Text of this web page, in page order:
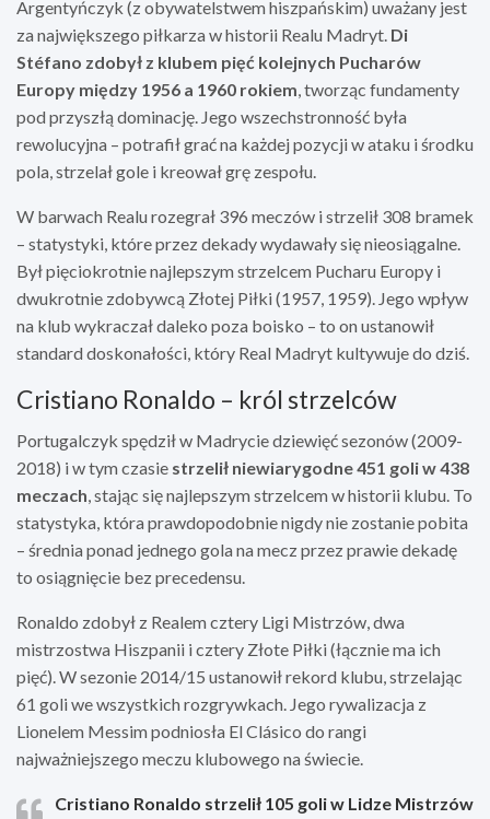
Argentyńczyk (z obywatelstwem hiszpańskim) uważany jest
za największego piłkarza w historii Realu Madryt. Di
Stéfano zdobył z klubem pięć kolejnych Pucharów
Europy między 1956 a 1960 rokiem, tworząc fundamenty
pod przyszłą dominację. Jego wszechstronność była
rewolucyjna – potrafił grać na każdej pozycji w ataku i środku
pola, strzelał gole i kreował grę zespołu.
W barwach Realu rozegrał 396 meczów i strzelił 308 bramek
– statystyki, które przez dekady wydawały się nieosiągalne.
Był pięciokrotnie najlepszym strzelcem Pucharu Europy i
dwukrotnie zdobywcą Złotej Piłki (1957, 1959). Jego wpływ
na klub wykraczał daleko poza boisko – to on ustanowił
standard doskonałości, który Real Madryt kultywuje do dziś.
Cristiano Ronaldo – król strzelców
Portugalczyk spędził w Madrycie dziewięć sezonów (2009-
2018) i w tym czasie strzelił niewiarygodne 451 goli w 438
meczach, stając się najlepszym strzelcem w historii klubu. To
statystyka, która prawdopodobnie nigdy nie zostanie pobita
– średnia ponad jednego gola na mecz przez prawie dekadę
to osiągnięcie bez precedensu.
Ronaldo zdobył z Realem cztery Ligi Mistrzów, dwa
mistrzostwa Hiszpanii i cztery Złote Piłki (łącznie ma ich
pięć). W sezonie 2014/15 ustanowił rekord klubu, strzelając
61 goli we wszystkich rozgrywkach. Jego rywalizacja z
Lionelem Messim podniosła El Clásico do rangi
najważniejszego meczu klubowego na świecie.
Cristiano Ronaldo strzelił 105 goli w Lidze Mistrzów